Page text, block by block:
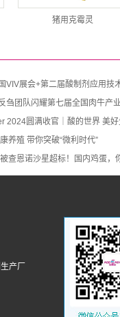
猪用克霉灵
VIV展会+第二届酸制剂应用技
刍团队闪耀第七届全国肉牛产
2024圆满收官｜酸的世界 美
养殖 带你突破“微利时代”
查恩诺沙星超标！国内鸡蛋，
产厂